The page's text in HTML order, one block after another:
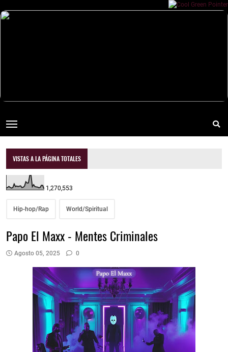
VISTAS A LA PÁGINA TOTALES
1,270,553
Hip-hop/Rap World/Spiritual
Papo El Maxx - Mentes Criminales
Agosto 05, 2025 0